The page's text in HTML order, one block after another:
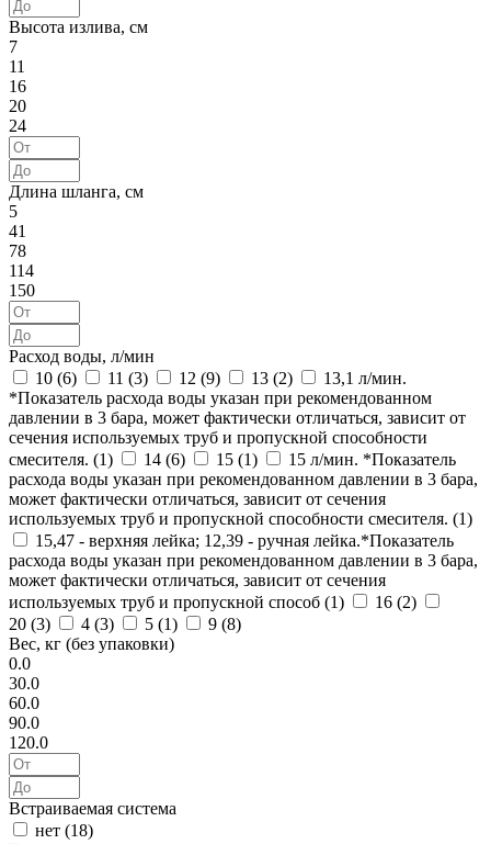
Высота излива, см
7
11
16
20
24
Длина шланга, см
5
41
78
114
150
Расход воды, л/мин
10 (6) 11 (3) 12 (9) 13 (2)
13,1 л/мин.
*Показатель расхода воды указан при рекомендованном
давлении в 3 бара, может фактически отличаться, зависит от
сечения используемых труб и пропускной способности
смесителя. (1) 14 (6) 15 (1)
15 л/мин. *Показатель
расхода воды указан при рекомендованном давлении в 3 бара,
может фактически отличаться, зависит от сечения
используемых труб и пропускной способности смесителя. (1)
15,47 - верхняя лейка; 12,39 - ручная лейка.*Показатель
расхода воды указан при рекомендованном давлении в 3 бара,
может фактически отличаться, зависит от сечения
используемых труб и пропускной способ (1) 16 (2)
20 (3) 4 (3) 5 (1) 9 (8)
Вес, кг (без упаковки)
0.0
30.0
60.0
90.0
120.0
Встраиваемая система
нет (18)